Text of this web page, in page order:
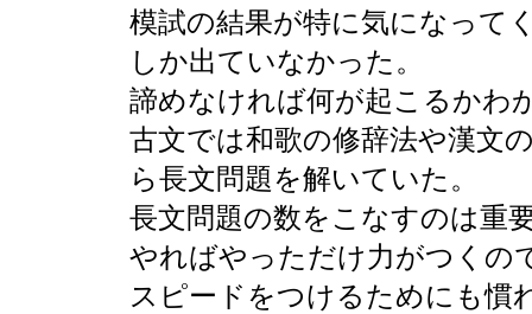
模試の結果が特に気になって
しか出ていなかった。
諦めなければ何が起こるかわ
古文では和歌の修辞法や漢文
ら長文問題を解いていた。
長文問題の数をこなすのは重
やればやっただけ力がつくの
スピードをつけるためにも慣